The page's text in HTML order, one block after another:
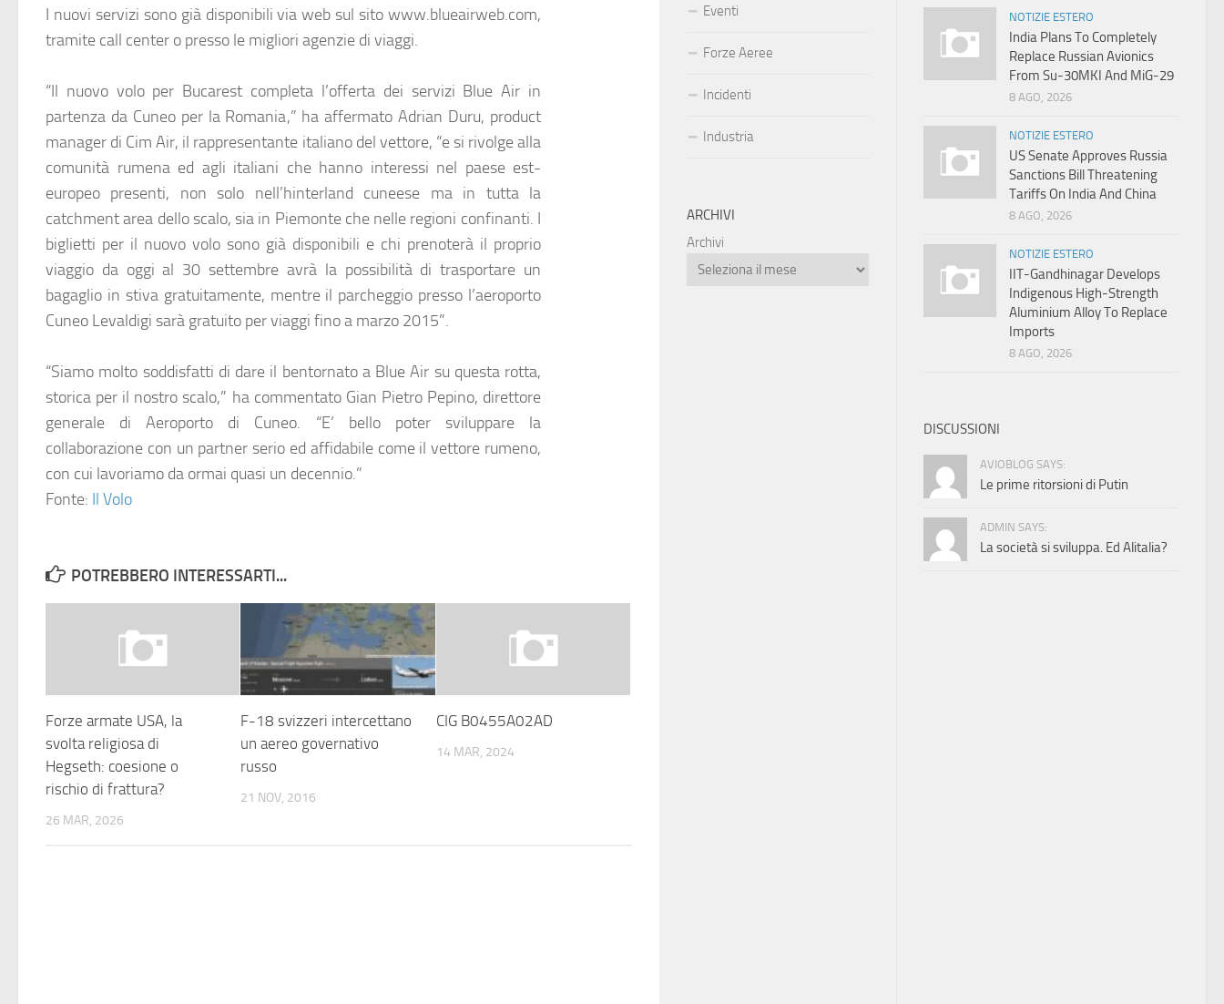
I nuovi servizi sono già disponibili via web sul sito www.blueairweb.com,
tramite call center o presso le migliori agenzie di viaggi.
“Il nuovo volo per Bucarest completa l’offerta dei servizi Blue Air in
partenza da Cuneo per la Romania,” ha affermato Adrian Duru, product
manager di Cim Air, il rappresentante italiano del vettore, “e si rivolge alla
comunità rumena ed agli italiani che hanno interessi nel paese est-
europeo presenti, non solo nell’hinterland cuneese ma in tutta la
catchment area dello scalo, sia in Piemonte che nelle regioni confinanti. I
biglietti per il nuovo volo sono già disponibili e chi prenoterà il proprio
viaggio da oggi al 30 settembre avrà la possibilità di trasportare un
bagaglio in stiva gratuitamente, mentre il parcheggio presso l’aeroporto
Cuneo Levaldigi sarà gratuito per viaggi fino a marzo 2015”.
“Siamo molto soddisfatti di dare il bentornato a Blue Air su questa rotta,
storica per il nostro scalo,” ha commentato Gian Pietro Pepino, direttore
generale diAeroporto di Cuneo. “E’ bello poter sviluppare la
collaborazione con un partner serio ed affidabile come il vettore rumeno,
con cui lavoriamo da ormai quasi un decennio.”
Fonte: Il Volo
POTREBBERO INTERESSARTI...
Forze armate USA, la
svolta religiosa di
Hegseth: coesione o
rischio di frattura?
26 MAR, 2026
F-18 svizzeri intercettano
un aereo governativo
russo
21 NOV, 2016
CIG B0455A02AD
14 MAR, 2024
NOTIZIE ESTERO
India Plans To Completely
Replace Russian Avionics
From Su-30MKI And MiG-29
8 AGO, 2026
NOTIZIE ESTERO
US Senate Approves Russia
Sanctions Bill Threatening
Tariffs On India And China
8 AGO, 2026
NOTIZIE ESTERO
IIT-Gandhinagar Develops
Indigenous High-Strength
Aluminium Alloy To Replace
Imports
8 AGO, 2026
DISCUSSIONI
AVIOBLOG SAYS:
Le prime ritorsioni di Putin
ADMIN SAYS:
La società si sviluppa. Ed Alitalia?
Eventi
Forze Aeree
Incidenti
Industria
ARCHIVI
Archivi